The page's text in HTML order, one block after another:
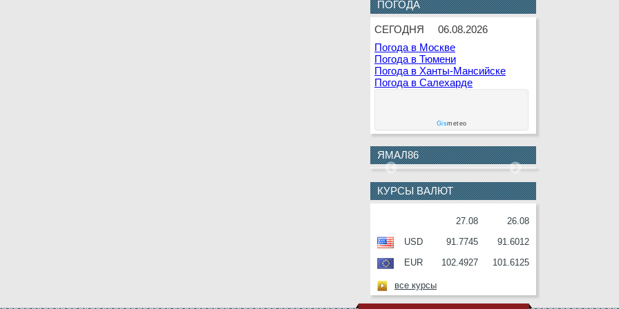
8 АВГУСТА К.В.Белкин
9 АВГУСТА Г.Г.Кашлева
10
АВГУСТА
В.Ф.Гаращенко
10
В.И.Соболев
АВГУСТА
11
АВГУСТА
П.Н.Завальный
12
АВГУСТА
Г.С.Букринская
О.М.Серафин
12
АВГУСТА
В.И.Ульянов
13
АВГУСТА
А.П.Анисимов
ПОГОДА
СЕГОДНЯ
06.08.2026
Погода в Москве
Погода в Тюмени
Погода в Ханты-Мансийске
Погода в Салехарде
Gismeteo
ЯМАЛ86
КУРСЫ ВАЛЮТ
27.08 26.08
USD 91.7745 91.6012
EUR 102.4927 101.6125
все курсы